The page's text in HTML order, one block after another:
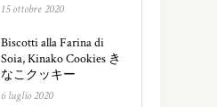
15 ottobre 2020
Biscotti alla Farina di
Soia, Kinako Cookies き
なこクッキー
6 luglio 2020